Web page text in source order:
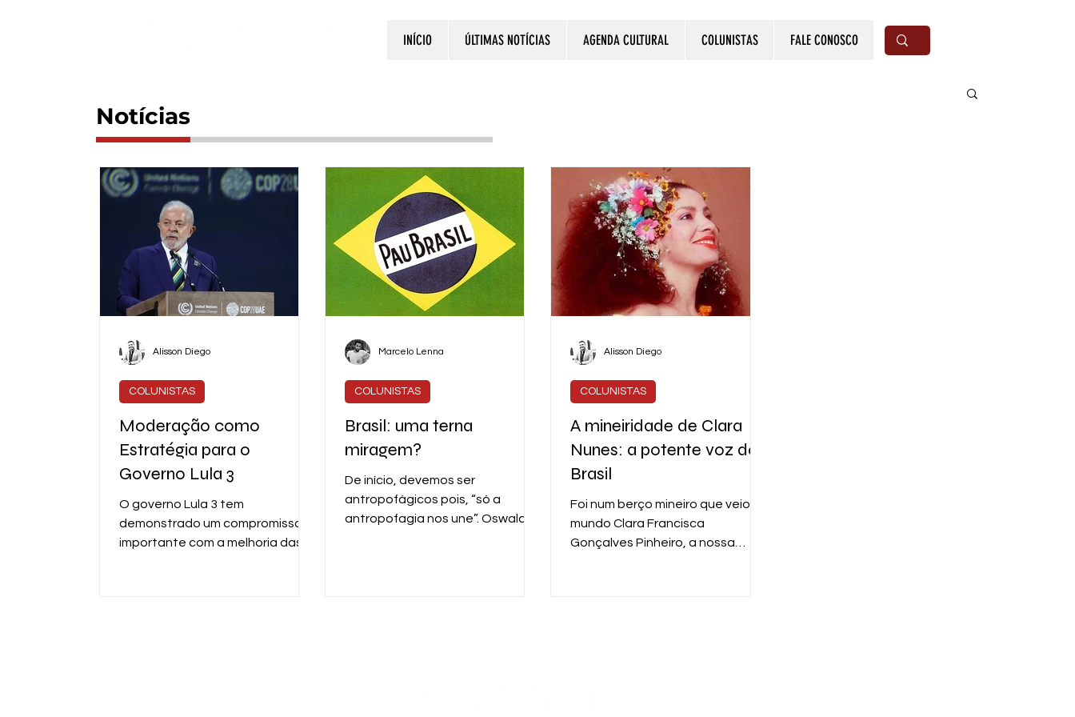
INÍCIO ÚLTIMAS NOTÍCIAS AGENDA CULTURAL COLUNISTAS FALE CONOSCO
Moderação como
Estratégia para o
Governo Lula 3
O governo Lula 3 tem
demonstrado um compromisso
importante com a melhoria das
COLUNISTAS
Alisson Diego
Brasil: uma terna
miragem?
De início, devemos ser
antropofágicos pois, “só a
antropofagia nos une”. Oswald
COLUNISTAS
Marcelo Lenna
A mineiridade de Clara
Nunes: a potente voz do
Brasil
Foi num berço mineiro que veio ao
mundo Clara Francisca
Gonçalves Pinheiro, a nossa
COLUNISTAS
Alisson Diego
Notícias